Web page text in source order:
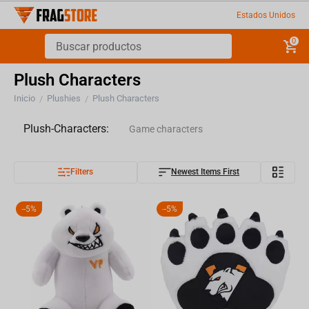
Estados Unidos
0
Plush Characters
Inicio / Plushies / Plush Characters
Plush-Characters: Game characters
TV series Characters
Anime Characters Weapons
Filters Newest Items First
- 5% - 5%